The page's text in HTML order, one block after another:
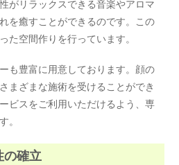
がリラックスできる音楽やアロマ
を癒すことができるのです。この
た空間作りを行っています。
も豊富に用意しております。顔の
まざまな施術を受けることができ
ビスをご利用いただけるよう、専
。
の確立